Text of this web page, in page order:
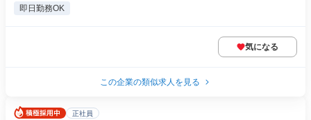
即日勤務OK
気になる
この企業の類似求人を見る
正社員